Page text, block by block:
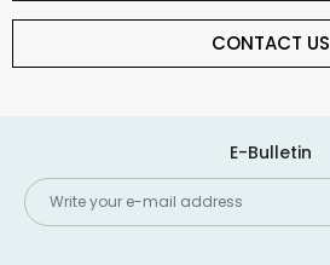
CONTACT US
E-Bulletin